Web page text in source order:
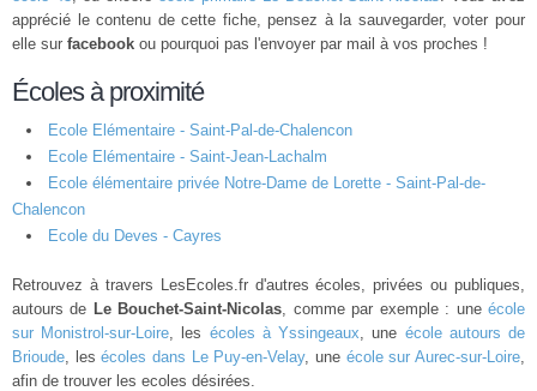
apprécié le contenu de cette fiche, pensez à la sauvegarder, voter pour
elle sur facebook ou pourquoi pas l'envoyer par mail à vos proches !
Écoles à proximité
Ecole Elémentaire - Saint-Pal-de-Chalencon
Ecole Elémentaire - Saint-Jean-Lachalm
Ecole élémentaire privée Notre-Dame de Lorette - Saint-Pal-de-
Chalencon
Ecole du Deves - Cayres
Retrouvez à travers LesEcoles.fr d'autres écoles, privées ou publiques,
autours de Le Bouchet-Saint-Nicolas, comme par exemple : uneécole
sur Monistrol-sur-Loire, les écoles à Yssingeaux, une école autours de
Brioude, lesécoles dans Le Puy-en-Velay, une école sur Aurec-sur-Loire,
afin de trouver les ecoles désirées.